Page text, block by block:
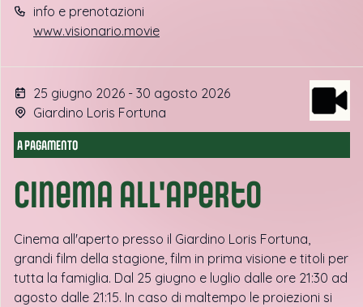
info e prenotazioni
www.visionario.movie
25 giugno 2026 - 30 agosto 2026
Giardino Loris Fortuna
A PAGAMENTO
Cinema all'aperto
Cinema all'aperto presso il Giardino Loris Fortuna,
grandi film della stagione, film in prima visione e titoli per
tutta la famiglia. Dal 25 giugno e luglio dalle ore 21:30 ad
agosto dalle 21:15. In caso di maltempo le proiezioni si